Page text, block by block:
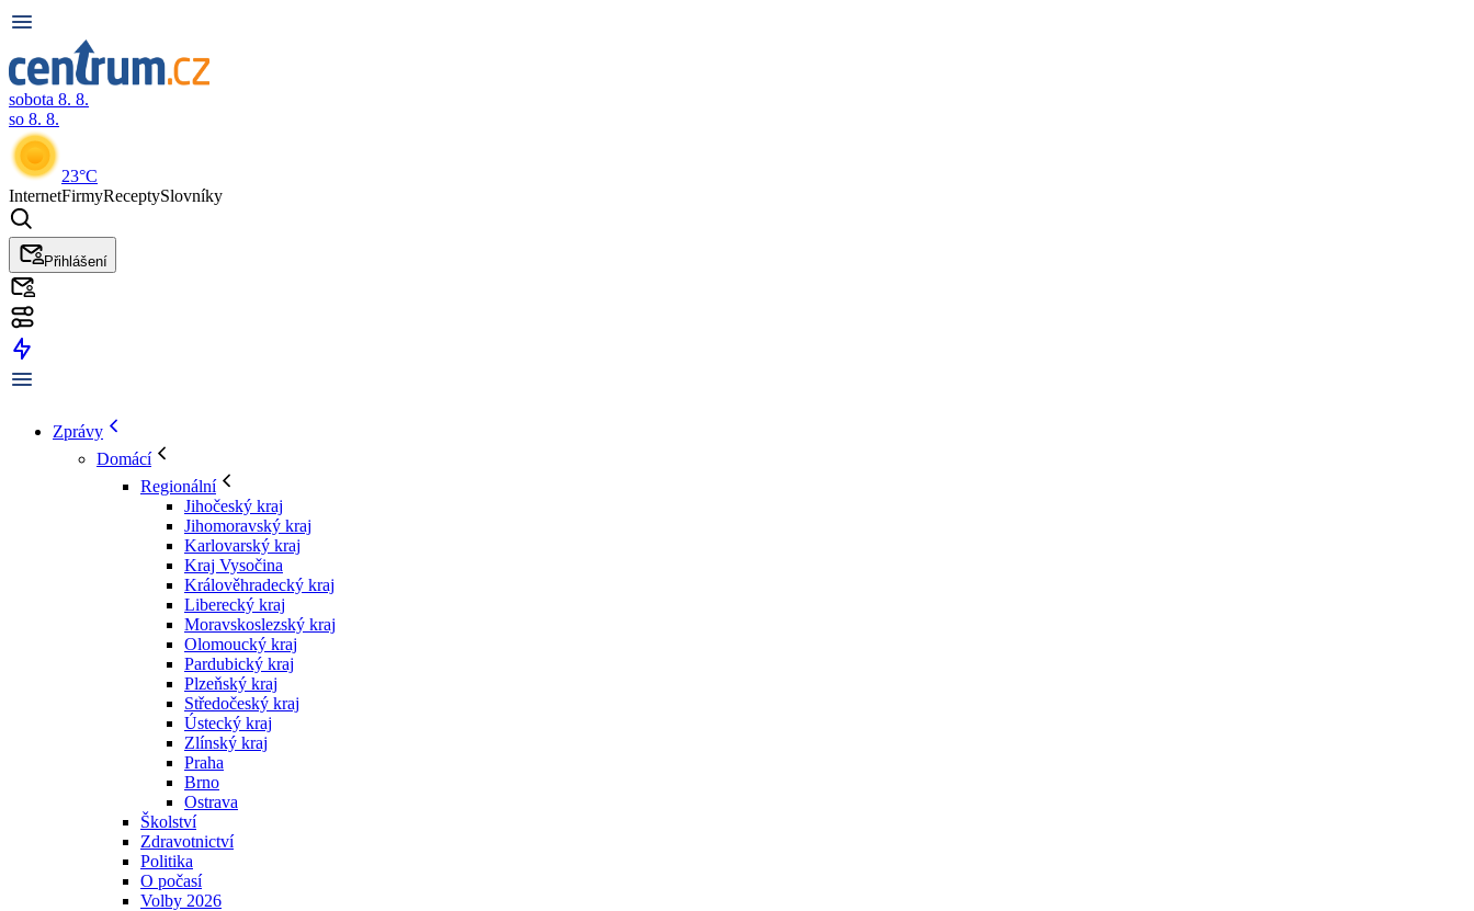
sobota 8. 8.
so 8. 8.
23°C
InternetFirmyReceptySlovníky
Přihlášení
Zprávy
Domácí
Regionální
Jihočeský kraj
Jihomoravský kraj
Karlovarský kraj
Kraj Vysočina
Králověhradecký kraj
Liberecký kraj
Moravskoslezský kraj
Olomoucký kraj
Pardubický kraj
Plzeňský kraj
Středočeský kraj
Ústecký kraj
Zlínský kraj
Praha
Brno
Ostrava
Školství
Zdravotnictví
Politika
O počasí
Volby 2026